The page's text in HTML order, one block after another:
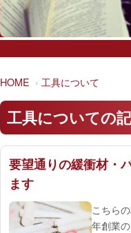
HOME 工具について
工具についての
要望通りの緩衝材・
ます
こちら
年創業